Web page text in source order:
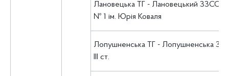
Лановецька ТГ - Лановецький ЗЗСО І-
№ 1 ім. Юрія Коваля
Лопушненська ТГ - Лопушненська
ІІІ ст.